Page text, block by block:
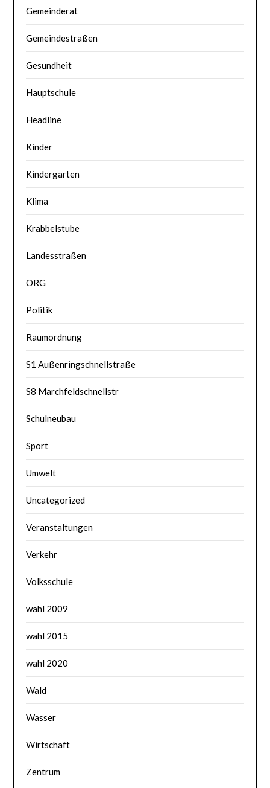
Gemeinderat
Gemeindestraßen
Gesundheit
Hauptschule
Headline
Kinder
Kindergarten
Klima
Krabbelstube
Landesstraßen
ORG
Politik
Raumordnung
S1 Außenringschnellstraße
S8 Marchfeldschnellstr
Schulneubau
Sport
Umwelt
Uncategorized
Veranstaltungen
Verkehr
Volksschule
wahl 2009
wahl 2015
wahl 2020
Wald
Wasser
Wirtschaft
Zentrum